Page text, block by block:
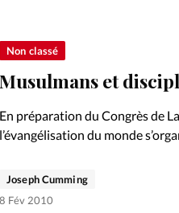
Non classé
Musulmans et
En préparation du Congrès de
l’évangélisation du monde
problématiques auxquelles fait
contemporaine dans son
Joseph Cumming
8 Fév 2010